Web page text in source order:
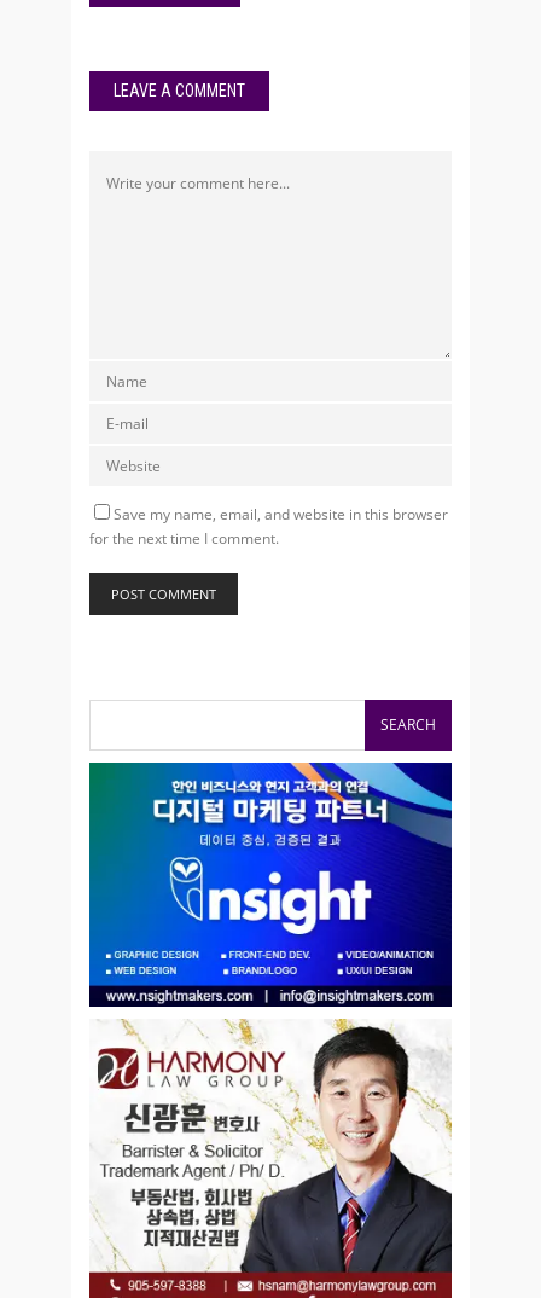
LEAVE A COMMENT
Save my name, email, and website in this browser
for the next time I comment.